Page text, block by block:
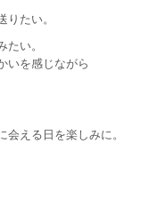
たい。
い。
いを感じながら
える日を楽しみに。